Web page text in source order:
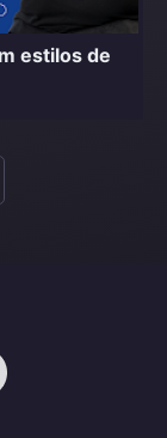
estilos de